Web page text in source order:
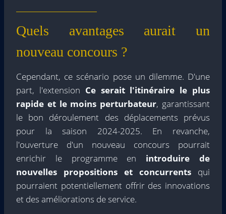
– Ávoris Business Corporation (@avoristravel)
Quels avantages aurait un
nouveau concours ?
Cependant, ce scénario pose un dilemme. D'une
part, l'extension Ce serait l'itinéraire le plus
rapide et le moins perturbateur, garantissant
le bon déroulement des déplacements prévus
pour la saison 2024-2025. En revanche,
l'ouverture d'un nouveau concours pourrait
enrichir le programme en introduire de
nouvelles propositions et concurrents qui
pourraient potentiellement offrir des innovations
et des améliorations de service.